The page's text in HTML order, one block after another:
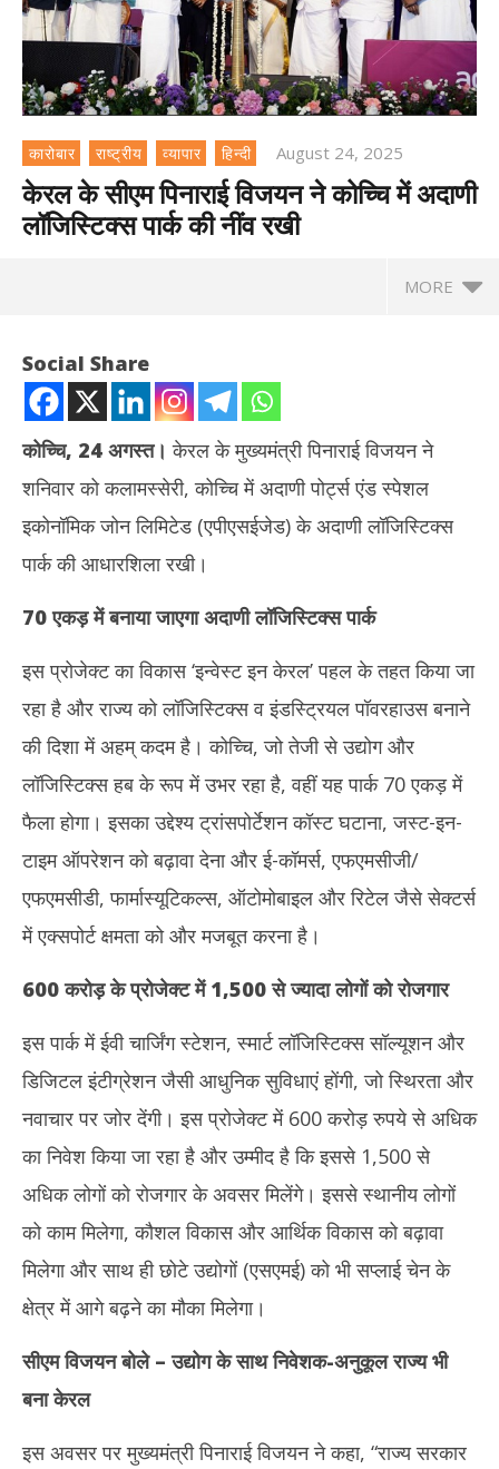
कारोबार राष्ट्रीय व्यापार हिन्दी August 24, 2025
केरल के सीएम पिनाराई विजयन ने कोच्चि में अदाणी
लॉजिस्टिक्स पार्क की नींव रखी
MORE
NOW VIEWING
केरल के सीएम पिनाराई विजयन ने कोच्चि में अदाणी लॉजिस्टिक्स पार्क की नींव रखी
August
24,
2025
Social Share
कोच्चि, 24 अगस्त। केरल के मुख्यमंत्री पिनाराई विजयन ने
शनिवार को कलामस्सेरी, कोच्चि में अदाणी पोर्ट्स एंड स्पेशल
इकोनॉमिक जोन लिमिटेड (एपीएसईजेड) के अदाणी लॉजिस्टिक्स
पार्क की आधारशिला रखी।
70 एकड़ में बनाया जाएगा अदाणी लॉजिस्टिक्स पार्क
इस प्रोजेक्ट का विकास ‘इन्वेस्ट इन केरल’ पहल के तहत किया जा
रहा है और राज्य को लॉजिस्टिक्स व इंडस्ट्रियल पॉवरहाउस बनाने
की दिशा में अहम् कदम है। कोच्चि, जो तेजी से उद्योग और
लॉजिस्टिक्स हब के रूप में उभर रहा है, वहीं यह पार्क 70 एकड़ में
फैला होगा। इसका उद्देश्य ट्रांसपोर्टेशन कॉस्ट घटाना, जस्ट-इन-
टाइम ऑपरेशन को बढ़ावा देना और ई-कॉमर्स, एफएमसीजी/
एफएमसीडी, फार्मास्यूटिकल्स, ऑटोमोबाइल और रिटेल जैसे सेक्टर्स
में एक्सपोर्ट क्षमता को और मजबूत करना है।
600 करोड़ के प्रोजेक्ट में 1,500 से ज्यादा लोगों को रोजगार
इस पार्क में ईवी चार्जिंग स्टेशन, स्मार्ट लॉजिस्टिक्स सॉल्यूशन और
डिजिटल इंटीग्रेशन जैसी आधुनिक सुविधाएं होंगी, जो स्थिरता और
नवाचार पर जोर देंगी। इस प्रोजेक्ट में 600 करोड़ रुपये से अधिक
का निवेश किया जा रहा है और उम्मीद है कि इससे 1,500 से
अधिक लोगों को रोजगार के अवसर मिलेंगे। इससे स्थानीय लोगों
को काम मिलेगा, कौशल विकास और आर्थिक विकास को बढ़ावा
मिलेगा और साथ ही छोटे उद्योगों (एसएमई) को भी सप्लाई चेन के
क्षेत्र में आगे बढ़ने का मौका मिलेगा।
सीएम विजयन बोले – उद्योग के साथ निवेशक-अनुकूल राज्य भी
बना केरल
इस अवसर पर मुख्यमंत्री पिनाराई विजयन ने कहा, “राज्य सरकार